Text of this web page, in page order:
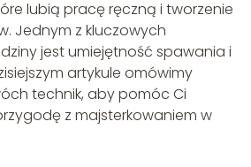
lubią pracę ręczną i tworzenie
Jednym z kluczowych
jest umiejętność spawania i
artykule omówimy
technik, aby pomóc Ci
z majsterkowaniem w